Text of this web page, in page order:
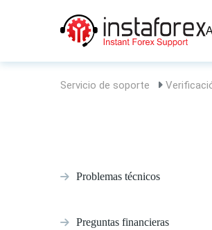
Servicio de soporte
Problemas técnicos
Preguntas financieras